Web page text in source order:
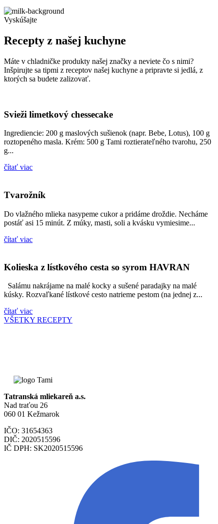
Vyskúšajte
Recepty z našej kuchyne
Máte v chladničke produkty našej značky a neviete čo s nimi?
Inšpirujte sa tipmi z receptov našej kuchyne a pripravte si jedlá, z
ktorých sa budete zalizovať.
Svieži limetkový chessecake
Ingrediencie: 200 g maslových sušienok (napr. Bebe, Lotus), 100 g
roztopeného masla. Krém: 500 g Tami roztierateľného tvarohu, 250
g...
čítať viac
Tvarožník
Do vlažného mlieka nasypeme cukor a pridáme droždie. Necháme
postáť asi 15 minút. Z múky, masti, soli a kvásku vymiesime...
čítať viac
Kolieska z lístkového cesta so syrom HAVRAN
Salámu nakrájame na malé kocky a sušené paradajky na malé
kúsky. Rozvaľkané lístkové cesto natrieme pestom (na jednej z...
čítať viac
VŠETKY RECEPTY
Tatranská mliekareň a.s.
Nad traťou 26
060 01 Kežmarok
IČO: 31654363
DIČ: 2020515596
IČ DPH: SK2020515596